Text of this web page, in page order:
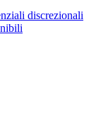
discrezionali